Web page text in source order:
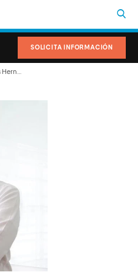
SOLICITA INFORMACIÓN